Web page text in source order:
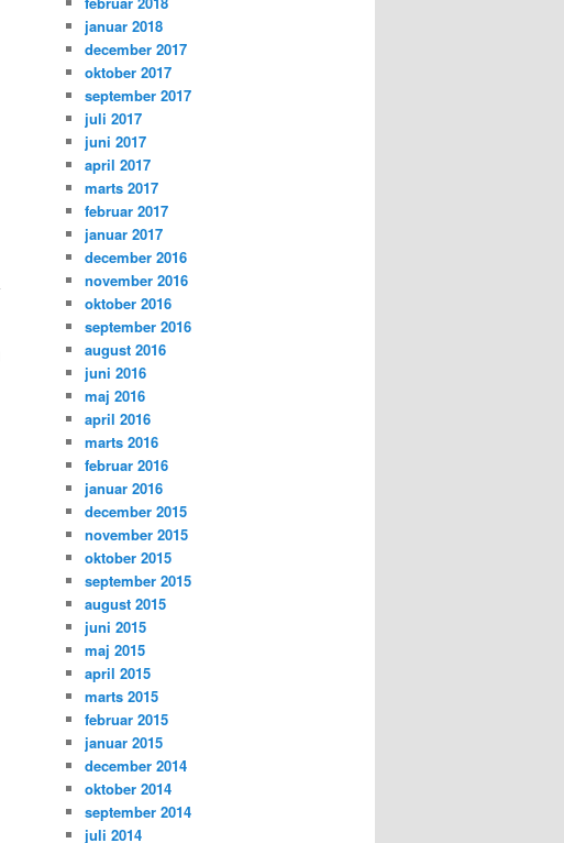
januar 2018
december 2017
oktober 2017
september 2017
juli 2017
juni 2017
april 2017
marts 2017
februar 2017
januar 2017
december 2016
november 2016
oktober 2016
september 2016
august 2016
juni 2016
maj 2016
april 2016
marts 2016
februar 2016
januar 2016
december 2015
november 2015
oktober 2015
september 2015
august 2015
juni 2015
maj 2015
april 2015
marts 2015
februar 2015
januar 2015
december 2014
oktober 2014
september 2014
juli 2014